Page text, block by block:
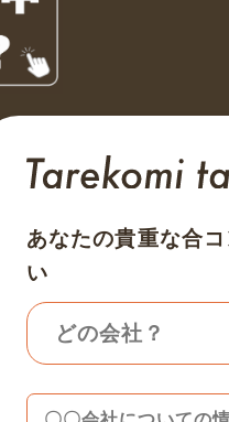
あなたの貴重な合
い